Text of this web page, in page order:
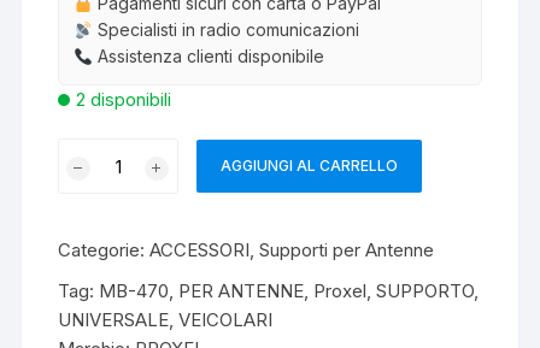
Specialisti in radio comunicazioni
Assistenza clienti disponibile
2 disponibili
SUPPORTO
UNIVERSALE
PER
ANTENNE
AGGIUNGI AL CARRELLO
Categorie:ACCESSORI,Supporti per Antenne
Tag: MB-470, PER ANTENNE, Proxel,SUPPORTO,
UNIVERSALE,VEICOLARI